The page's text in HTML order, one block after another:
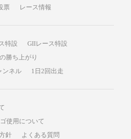
票 レース情報
特設
GIIレース特設
勝ち上がり
ンネル 1日2回出走
使用について
針
よくある質問